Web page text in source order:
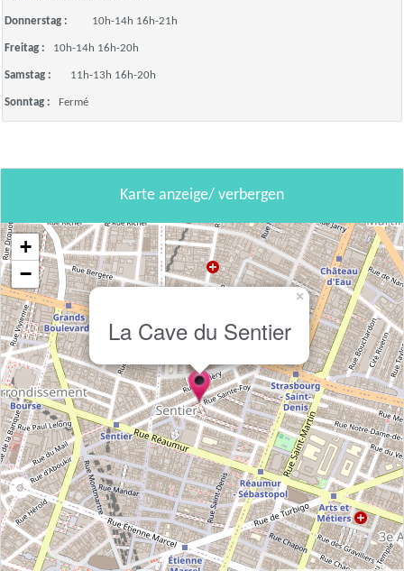
Donnerstag : 10h-14h 16h-21h
Freitag : 10h-14h 16h-20h
Samstag : 11h-13h 16h-20h
Sonntag : Fermé
Karte anzeige/ verbergen
La Cave du Sentier
×
+
−